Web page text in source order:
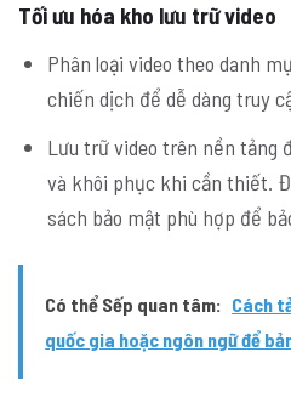
Tối ưu hóa kho lưu trữ video
Phân loại video theo danh
chiến dịch để dễ dàng truy
Lưu trữ video trên nền tảng
và khôi phục khi cần thiết.
sách bảo mật phù hợp để
Có thể Sếp quan tâm: Cách
quốc gia hoặc ngôn ngữ để